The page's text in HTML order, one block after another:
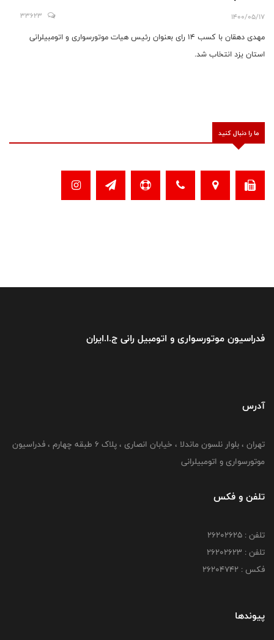
1400/05/17
33623
مهدی دهقان با کسب ۱۴ رای بعنوان رئیس هیات موتورسواری و اتومبیلرانی
استان یزد انتخاب شد.
ما را دنبال کنید
فدراسیون موتورسواری و اتومبیل رانی ج.ا.ایران
آدرس
تهران ، بلوار نلسون ماندلا ، خیابان انصاری ، پلاک ۶ طبقه چهارم ، فدراسیون
موتورسواری و اتومبیلرانی
تلفن و فکس
تلفن : ۲۶۲۰۲۶۲۵
تلفن : ۲۶۲۰۲۶۲۳
فکس : ۲۶۲۰۴۷۴۲
پیوندها